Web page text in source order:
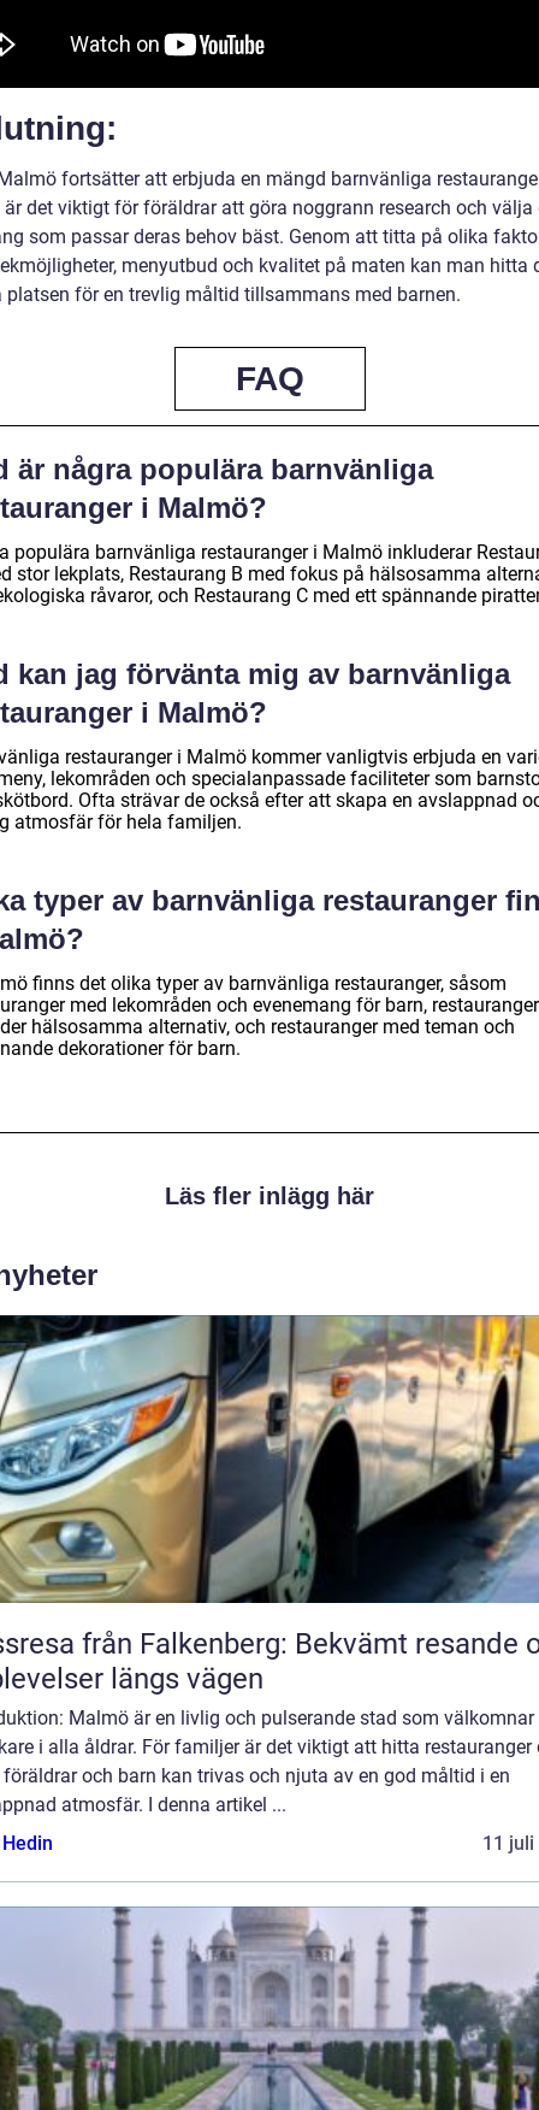
fortsätter att erbjuda en mängd barnvänliga
är det viktigt för föräldrar att göra noggrann research och välja
som passar deras behov bäst. Genom att titta på olika
menyutbud och kvalitet på maten kan man hitta
platsen för en trevlig måltid tillsammans med barnen.
FAQ
är några populära barnvänliga
i Malmö?
populära barnvänliga restauranger i Malmö inkluderar
stor lekplats, Restaurang B med fokus på hälsosamma
råvaror, och Restaurang C med ett spännande
kan jag förvänta mig av barnvänliga
i Malmö?
restauranger i Malmö kommer vanligtvis erbjuda en
lekområden och specialanpassade faciliteter som
Ofta strävar de också efter att skapa en avslappnad
atmosfär för hela familjen.
typer av barnvänliga restauranger
finns det olika typer av barnvänliga restauranger, såsom
med lekområden och evenemang för barn,
hälsosamma alternativ, och restauranger med teman och
dekorationer för barn.
Läs fler inlägg här
från Falkenberg: Bekvämt resande
längs vägen
Malmö är en livlig och pulserande stad som välkomnar
i alla åldrar. För familjer är det viktigt att hitta restauranger
föräldrar och barn kan trivas och njuta av en god måltid i en
atmosfär. I denna artikel ...
11 juli